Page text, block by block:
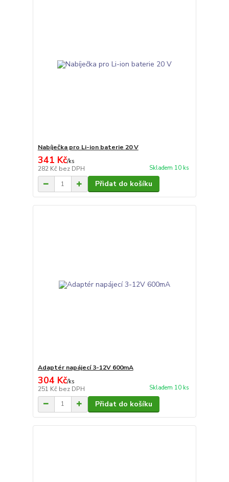
Nabíječka pro Li-ion baterie 20 V
341 Kč/ks
282 Kč bez DPH Skladem 10 ks
Přidat do košíku
Adaptér napájecí 3-12V 600mA
304 Kč/ks
251 Kč bez DPH Skladem 10 ks
Přidat do košíku